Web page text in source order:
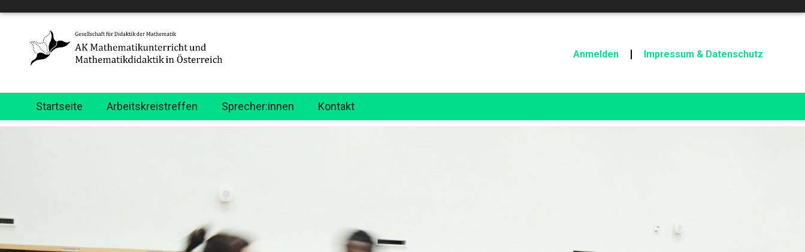
Anmelden Impressum & Datenschutz
Startseite Arbeitskreistreffen Sprecher:innen Kontakt